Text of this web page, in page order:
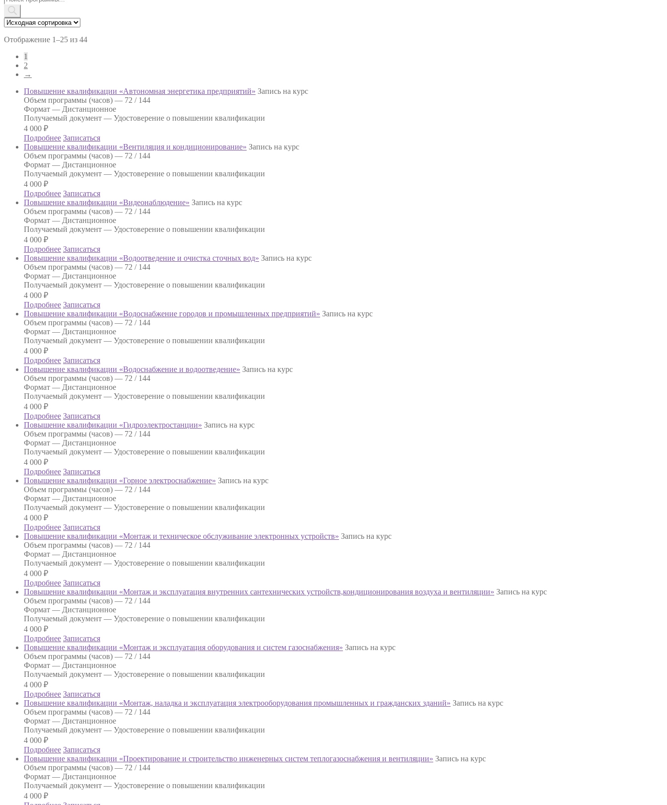
товаров
Отображение 1–25 из 44
1
2
→
Повышение квалификации «Автономная энергетика предприятий» Запись на курс
Объем программы (часов) — 72 / 144
Формат — Дистанционное
Получаемый документ — Удостоверение о повышении квалификации
4 000 ₽
Подробнее Записаться
Повышение квалификации «Вентиляция и кондиционирование» Запись на курс
Объем программы (часов) — 72 / 144
Формат — Дистанционное
Получаемый документ — Удостоверение о повышении квалификации
4 000 ₽
Подробнее Записаться
Повышение квалификации «Видеонаблюдение» Запись на курс
Объем программы (часов) — 72 / 144
Формат — Дистанционное
Получаемый документ — Удостоверение о повышении квалификации
4 000 ₽
Подробнее Записаться
Повышение квалификации «Водоотведение и очистка сточных вод» Запись на курс
Объем программы (часов) — 72 / 144
Формат — Дистанционное
Получаемый документ — Удостоверение о повышении квалификации
4 000 ₽
Подробнее Записаться
Повышение квалификации «Водоснабжение городов и промышленных предприятий» Запись на курс
Объем программы (часов) — 72 / 144
Формат — Дистанционное
Получаемый документ — Удостоверение о повышении квалификации
4 000 ₽
Подробнее Записаться
Повышение квалификации «Водоснабжение и водоотведение» Запись на курс
Объем программы (часов) — 72 / 144
Формат — Дистанционное
Получаемый документ — Удостоверение о повышении квалификации
4 000 ₽
Подробнее Записаться
Повышение квалификации «Гидроэлектростанции» Запись на курс
Объем программы (часов) — 72 / 144
Формат — Дистанционное
Получаемый документ — Удостоверение о повышении квалификации
4 000 ₽
Подробнее Записаться
Повышение квалификации «Горное электроснабжение» Запись на курс
Объем программы (часов) — 72 / 144
Формат — Дистанционное
Получаемый документ — Удостоверение о повышении квалификации
4 000 ₽
Подробнее Записаться
Повышение квалификации «Монтаж и техническое обслуживание электронных устройств» Запись на курс
Объем программы (часов) — 72 / 144
Формат — Дистанционное
Получаемый документ — Удостоверение о повышении квалификации
4 000 ₽
Подробнее Записаться
Повышение квалификации «Монтаж и эксплуатация внутренних сантехнических устройств,кондиционирования воздуха и вентиляции» Запись на курс
Объем программы (часов) — 72 / 144
Формат — Дистанционное
Получаемый документ — Удостоверение о повышении квалификации
4 000 ₽
Подробнее Записаться
Повышение квалификации «Монтаж и эксплуатация оборудования и систем газоснабжения» Запись на курс
Объем программы (часов) — 72 / 144
Формат — Дистанционное
Получаемый документ — Удостоверение о повышении квалификации
4 000 ₽
Подробнее Записаться
Повышение квалификации «Монтаж, наладка и эксплуатация электрооборудования промышленных и гражданских зданий» Запись на курс
Объем программы (часов) — 72 / 144
Формат — Дистанционное
Получаемый документ — Удостоверение о повышении квалификации
4 000 ₽
Подробнее Записаться
Повышение квалификации «Проектирование и строительство инженерных систем теплогазоснабжения и вентиляции» Запись на курс
Объем программы (часов) — 72 / 144
Формат — Дистанционное
Получаемый документ — Удостоверение о повышении квалификации
4 000 ₽